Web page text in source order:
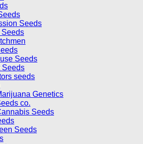
Seeds
Seeds
Seeds
Seeds
seeds
Genetics
co.
Seeds
Seeds